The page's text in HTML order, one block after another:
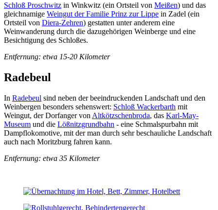
Schloß Proschwitz in Winkwitz (ein Ortsteil von Meißen) und das
gleichnamige Weingut der Familie Prinz zur Lippe in Zadel (ein
Ortsteil von Diera-Zehren) gestatten unter anderem eine
Weinwanderung durch die dazugehörigen Weinberge und eine
Besichtigung des Schloßes.
Entfernung: etwa 15-20 Kilometer
Radebeul
In Radebeul sind neben der beeindruckenden Landschaft und den
Weinbergen besonders sehenswert: Schloß Wackerbarth mit
Weingut, der Dorfanger von Altkötzschenbroda, das Karl-May-
Museum und die Lößnitzgrundbahn - eine Schmalspurbahn mit
Dampflokomotive, mit der man durch sehr beschauliche Landschaft
auch nach Moritzburg fahren kann.
Entfernung: etwa 35 Kilometer